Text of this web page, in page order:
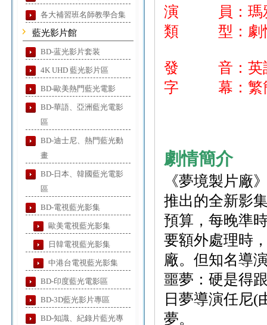
各大補習班名師教學合集
藍光影片館
BD-蓝光影片套装
4K UHD 藍光影片區
BD-歐美熱門藍光電影
BD-華語、亞洲藍光電影
區
BD-迪士尼、熱門藍光動
畫
BD-日本、韓國藍光電影
區
BD-電視藍光影集
歐美電視藍光影集
日韓電視藍光影集
中港台電視藍光影集
BD-印度藍光電影區
BD-3D藍光影片專區
BD-知識、紀錄片藍光專
演 員：瑪雅·
類 型：劇情
發 音：英
字 幕：繁簡
劇情簡介
《夢境製片廠
推出的全新影
預算，每晚準
要額外處理時
廠。但知名導
噩夢：硬是得
日夢導演任尼(
夢。